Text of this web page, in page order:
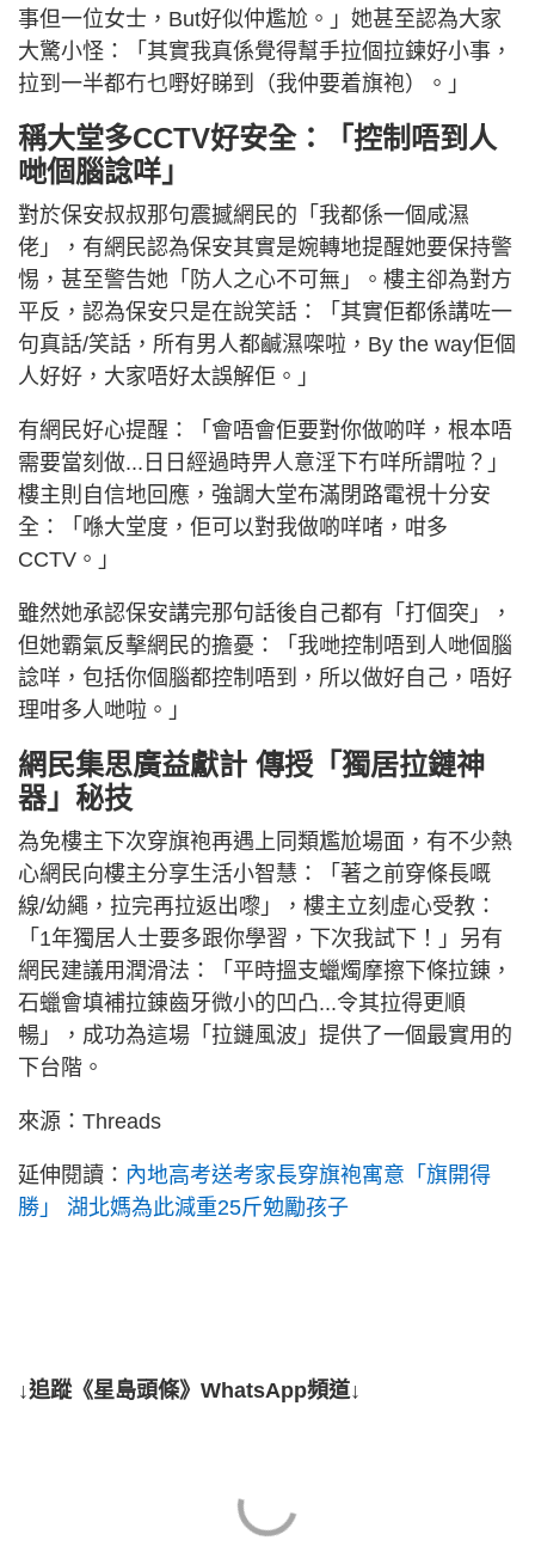
事但一位女士，But好似仲尷尬。」她甚至認為大家
大驚小怪：「其實我真係覺得幫手拉個拉鍊好小事，
拉到一半都冇乜嘢好睇到（我仲要着旗袍）。」
稱大堂多CCTV好安全：「控制唔到人
哋個腦諗咩」
對於保安叔叔那句震撼網民的「我都係一個咸濕
佬」，有網民認為保安其實是婉轉地提醒她要保持警
惕，甚至警告她「防人之心不可無」。樓主卻為對方
平反，認為保安只是在說笑話：「其實佢都係講咗一
句真話/笑話，所有男人都鹹濕㗎啦，By the way佢個
人好好，大家唔好太誤解佢。」
有網民好心提醒：「會唔會佢要對你做啲咩，根本唔
需要當刻做...日日經過時畀人意淫下冇咩所謂啦？」
樓主則自信地回應，強調大堂布滿閉路電視十分安
全：「喺大堂度，佢可以對我做啲咩啫，咁多
CCTV。」
雖然她承認保安講完那句話後自己都有「打個突」，
但她霸氣反擊網民的擔憂：「我哋控制唔到人哋個腦
諗咩，包括你個腦都控制唔到，所以做好自己，唔好
理咁多人哋啦。」
網民集思廣益獻計 傳授「獨居拉鏈神
器」秘技
為免樓主下次穿旗袍再遇上同類尷尬場面，有不少熱
心網民向樓主分享生活小智慧：「著之前穿條長嘅
線/幼繩，拉完再拉返出嚟」，樓主立刻虛心受教：
「1年獨居人士要多跟你學習，下次我試下！」另有
網民建議用潤滑法：「平時搵支蠟燭摩擦下條拉錬，
石蠟會填補拉錬齒牙微小的凹凸...令其拉得更順
暢」，成功為這場「拉鏈風波」提供了一個最實用的
下台階。
來源：Threads
延伸閱讀： 內地高考送考家長穿旗袍寓意「旗開得
勝」 湖北媽為此減重25斤勉勵孩子
↓追蹤《星島頭條》WhatsApp頻道↓